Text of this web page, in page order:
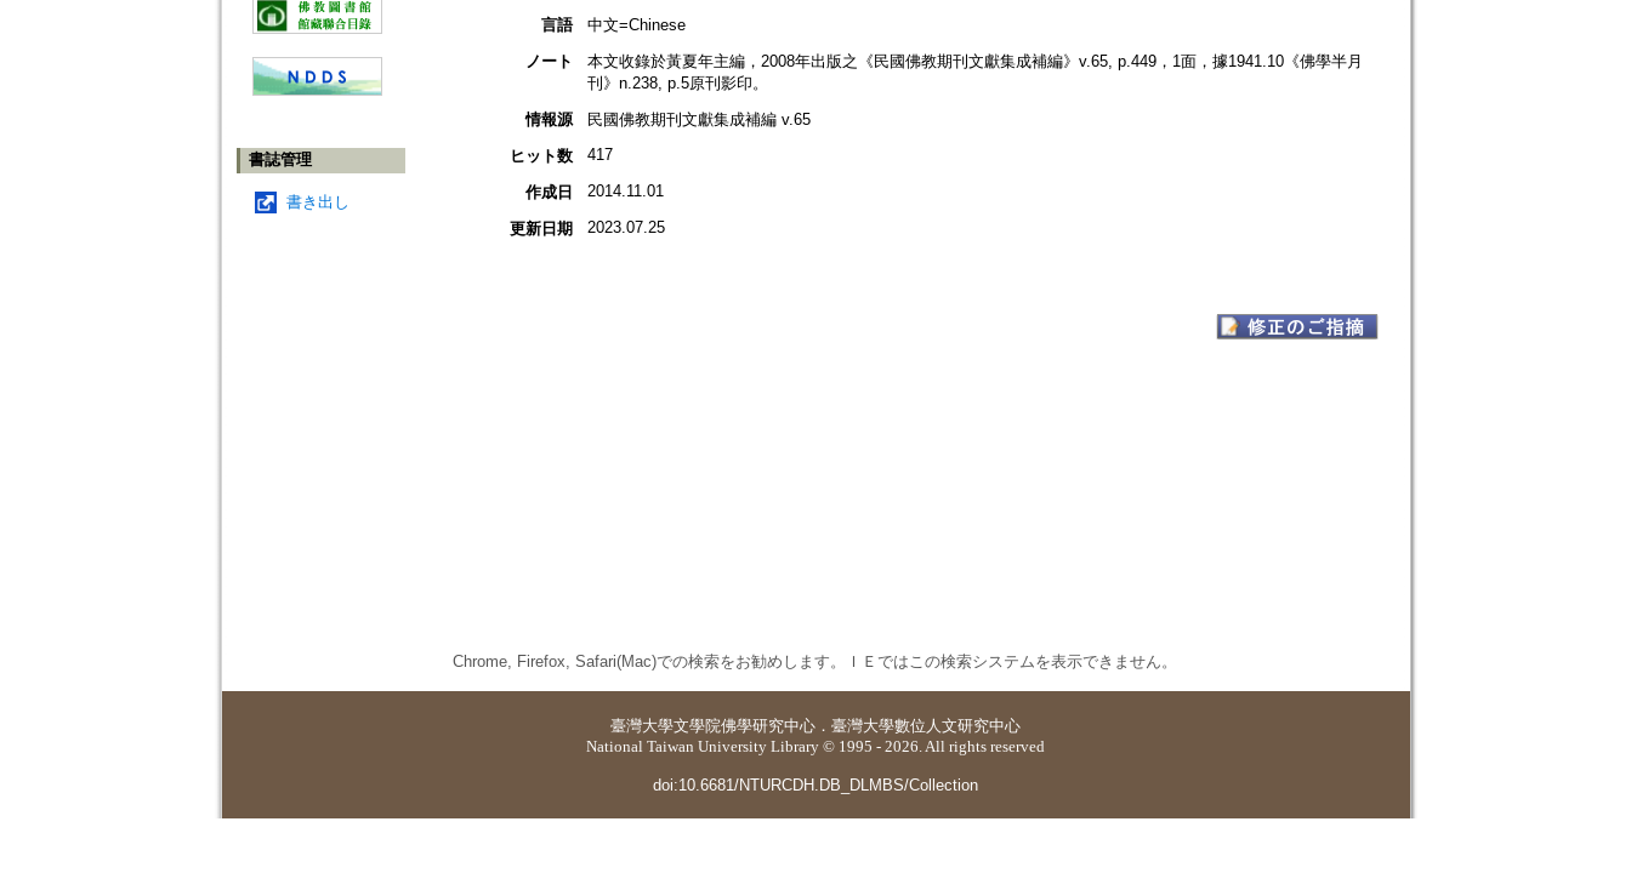
書誌管理
書き出し
言語
中文=Chinese
ノート
本文收錄於黃夏年主編，2008年出版之《民國佛教期刊文獻集成補編》v.65, p.449，1面，據1941.10《佛學半月
刊》n.238, p.5原刊影印。
情報源
民國佛教期刊文獻集成補編 v.65
ヒット数
417
作成日 2014.11.01
更新日期 2023.07.25
Chrome, Firefox, Safari(Mac)での検索をお勧めします。ＩＥではこの検索システムを表示できません。
臺灣大學文學院佛學研究中心 ． 臺灣大學數位人文研究中心
National Taiwan University Library © 1995 - 2026. All rights reserved
doi:10.6681/NTURCDH.DB_DLMBS/Collection